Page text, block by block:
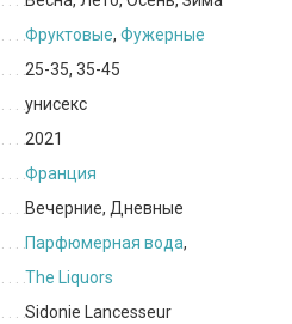
Фруктовые, Фужерные
25-35, 35-45
унисекс
2021
Франция
Вечерние, Дневные
Парфюмерная вода,
The Liquors
Sidonie Lancesseur